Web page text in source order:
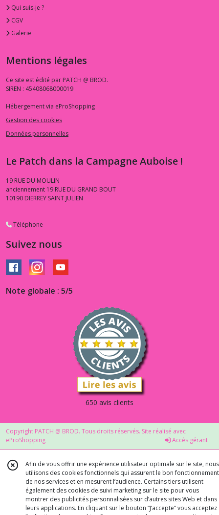
Qui suis-je ?
CGV
Galerie
Mentions légales
Ce site est édité par PATCH @ BROD.
SIREN : 45408068000019
Hébergement via eProShopping
Gestion des cookies
Données personnelles
Le Patch dans la Campagne Auboise !
19 RUE DU MOULIN
anciennement 19 RUE DU GRAND BOUT
10190 DIERREY SAINT JULIEN
Téléphone
Suivez nous
Note globale : 5/5
650 avis clients
Copyright PATCH @ BROD. Tous droits réservés. Site réalisé avec
eProShopping
Accès gérant
Afin de vous offrir une expérience utilisateur optimale sur le site, nous
utilisons des cookies fonctionnels qui assurent le bon fonctionnement
de nos services et en mesurent l’audience. Certains tiers utilisent
également des cookies de suivi marketing sur le site pour vous
montrer des publicités personnalisées sur d’autres sites Web et dans
leurs applications. En cliquant sur le bouton “J’accepte” vous acceptez